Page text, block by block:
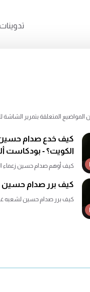
تدوينات
المواضيع المتعلقة بتمرير
كيف خدع صدام حسين
الكويت؟ - بودكاست
كيف أوهم صدام حسين زعماء
كيف برر صدام حسين
كيف برر صدام حسين لشعبه